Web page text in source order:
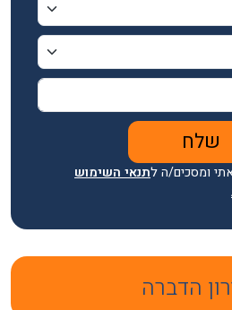
ומסכים/ה לתנאי השימוש
הדברה